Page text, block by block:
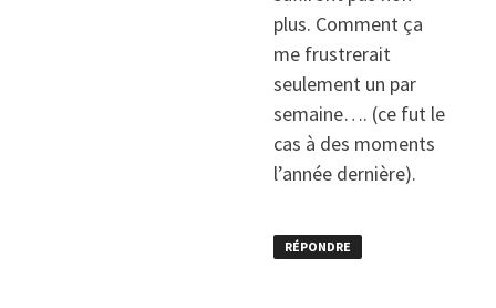
plus. Comment ça
me frustrerait
seulement un par
semaine…. (ce fut le
cas à des moments
l’année dernière).
RÉPONDRE